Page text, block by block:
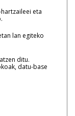
eta
lan egiteko
ditu.
datu-base